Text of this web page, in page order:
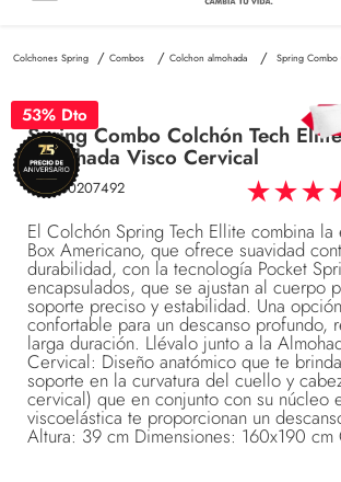
Combos Colchon almohada
53% Dto
Spring Combo Colchón Tech
Almohada Visco Cervical
SKU:30207492 ★★★
El Colchón Spring Tech Ellite combina
Box Americano, que ofrece suavidad
durabilidad, con la tecnología Pocket
encapsulados, que se ajustan al cuerpo
soporte preciso y estabilidad. Una
confortable para un descanso profundo,
larga duración. Llévalo junto a la
Cervical: Diseño anatómico que te
soporte en la curvatura del cuello y
cervical) que en conjunto con su núcleo
viscoelástica te proporcionan un
Altura: 39 cm Dimensiones: 160x190 cm